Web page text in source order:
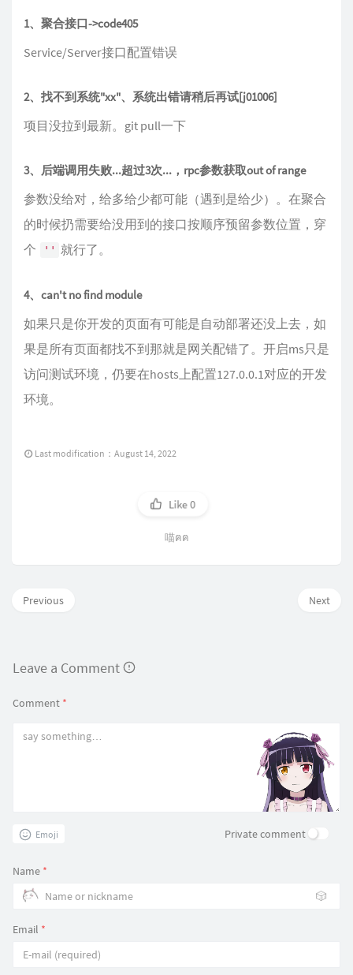
1、聚合接口->code405
Service/Server接口配置错误
2、找不到系统"xx"、系统出错请稍后再试[j01006]
项目没拉到最新。git pull一下
3、后端调用失败...超过3次...，rpc参数获取out of range
参数没给对，给多给少都可能（遇到是给少）。在聚合
的时候扔需要给没用到的接口按顺序预留参数位置，穿
个
'' 就行了。
4、can't no find module
如果只是你开发的页面有可能是自动部署还没上去，如
果是所有页面都找不到那就是网关配错了。开启ms只是
访问测试环境，仍要在hosts上配置127.0.0.1对应的开发
环境。
Last modification：August 14, 2022
Like0
喵ฅฅ
Next
Previous
Leave a Comment
Comment *
Emoji Private comment
Name *
🎲
Email *